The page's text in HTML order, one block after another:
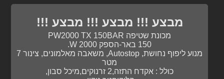
259.00 ₪
מערבל צבע דגם MIX 1600B מוט 1 T13004
448.00 ₪
כספת מיני YALE VALUE 90100808
מבצע !!! מבצע !!! מבצע !!!
מכונת שטיפה PW2000 TX 150BAR
150 באר-הספק W 2000.
מנוע ליפוף נחושת, Autostop, משאבה מאלמונים, צינור 7
מטר
כולל : אקדח התזה,2 זרנוקים,מיכל סבון,